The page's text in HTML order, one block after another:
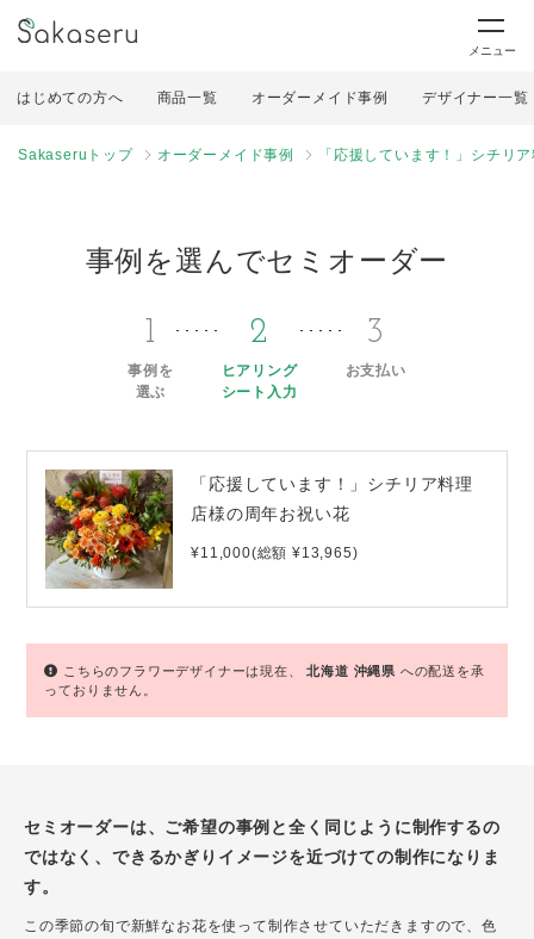
メニュー
はじめての方へ 商品一覧 オーダーメイド事例 デザイナー一覧
Sakaseruトップ オーダーメイド事例 「応援しています！」シチリ
事例を選んでセミオーダー
1
事例を
選ぶ
2
ヒアリング
シート入力
3
お支払い
「応援しています！」シチリア料理
店様の周年お祝い花
¥11,000(総額 ¥13,965)
こちらのフラワーデザイナーは現在、北海道 沖縄県 への配送を承
っておりません。
セミオーダーは、ご希望の事例と全く同じように制作するの
ではなく、できるかぎりイメージを近づけての制作になりま
す。
この季節の旬で新鮮なお花を使って制作させていただきますので、色